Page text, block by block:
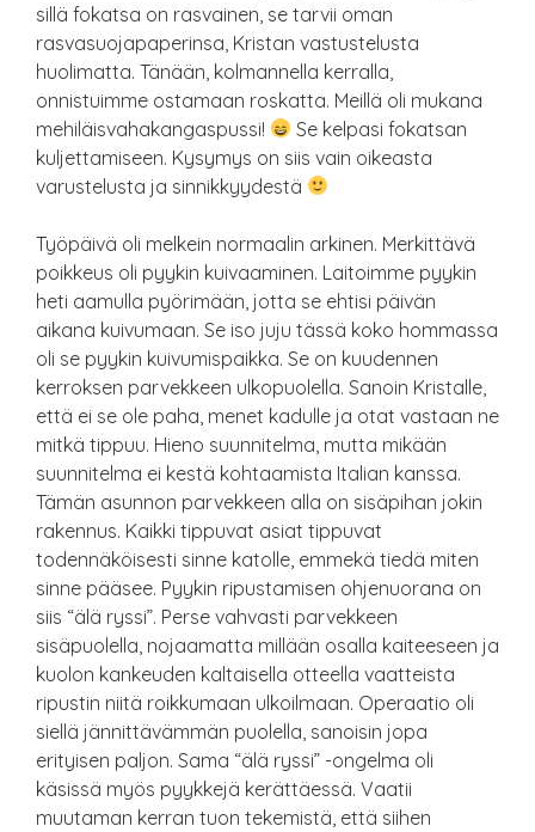
sillä fokatsa on rasvainen, se tarvii oman
rasvasuojapaperinsa, Kristan vastustelusta
huolimatta. Tänään, kolmannella kerralla,
onnistuimme ostamaan roskatta. Meillä oli mukana
mehiläisvahakangaspussi!
Se kelpasi fokatsan
kuljettamiseen. Kysymys on siis vain oikeasta
varustelusta ja sinnikkyydestä
Työpäivä oli melkein normaalin arkinen. Merkittävä
poikkeus oli pyykin kuivaaminen. Laitoimme pyykin
heti aamulla pyörimään, jotta se ehtisi päivän
aikana kuivumaan. Se iso juju tässä koko hommassa
oli se pyykin kuivumispaikka. Se on kuudennen
kerroksen parvekkeen ulkopuolella. Sanoin Kristalle,
että ei se ole paha, menet kadulle ja otat vastaan ne
mitkä tippuu. Hieno suunnitelma, mutta mikään
suunnitelma ei kestä kohtaamista Italian kanssa.
Tämän asunnon parvekkeen alla on sisäpihan jokin
rakennus. Kaikki tippuvat asiat tippuvat
todennäköisesti sinne katolle, emmekä tiedä miten
sinne pääsee. Pyykin ripustamisen ohjenuorana on
siis “älä ryssi”. Perse vahvasti parvekkeen
sisäpuolella, nojaamatta millään osalla kaiteeseen ja
kuolon kankeuden kaltaisella otteella vaatteista
ripustin niitä roikkumaan ulkoilmaan. Operaatio oli
siellä jännittävämmän puolella, sanoisin jopa
erityisen paljon. Sama “älä ryssi” -ongelma oli
käsissä myös pyykkejä kerättäessä. Vaatii
muutaman kerran tuon tekemistä, että siihen